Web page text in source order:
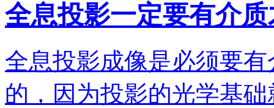
全息投影一定要有介
全息投影成像是必须要
的，因为投影的光学基